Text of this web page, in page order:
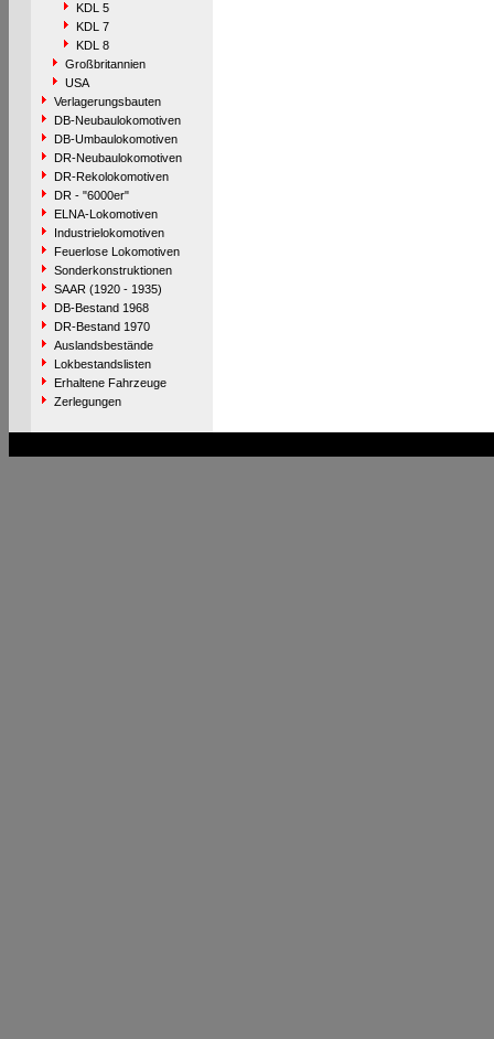
KDL 5
KDL 7
KDL 8
Großbritannien
USA
Verlagerungsbauten
DB-Neubaulokomotiven
DB-Umbaulokomotiven
DR-Neubaulokomotiven
DR-Rekolokomotiven
DR - "6000er"
ELNA-Lokomotiven
Industrielokomotiven
Feuerlose Lokomotiven
Sonderkonstruktionen
SAAR (1920 - 1935)
DB-Bestand 1968
DR-Bestand 1970
Auslandsbestände
Lokbestandslisten
Erhaltene Fahrzeuge
Zerlegungen